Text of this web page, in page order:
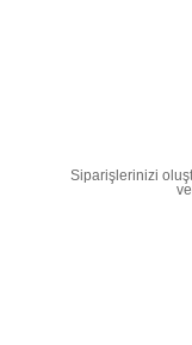
Siparişlerinizi